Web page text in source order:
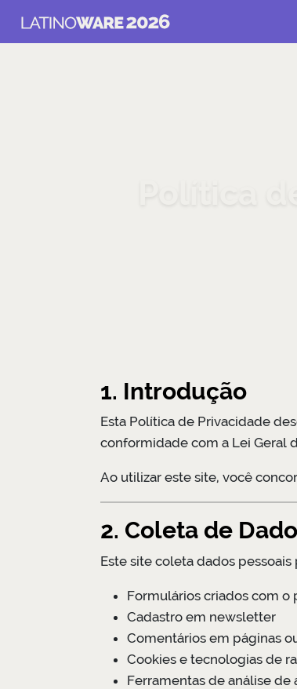
1. Introdução
Esta Política de Privacidade
conformidade com a Lei Geral
Ao utilizar este site, você
2. Coleta de
Este site coleta dados pessoais
Formulários criados com o
Cadastro em newsletter
Comentários em páginas
Cookies e tecnologias de
Ferramentas de análise de